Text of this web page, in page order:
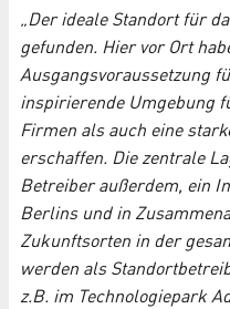
„Der ideale Standort für
gefunden. Hier vor Ort
Ausgangsvoraussetzung
inspirierende Umgebung
Firmen als auch eine
erschaffen. Die zentrale
Betreiber außerdem, ein
Berlins und in
Zukunftsorten in der
werden als
z.B. im Technologiepark